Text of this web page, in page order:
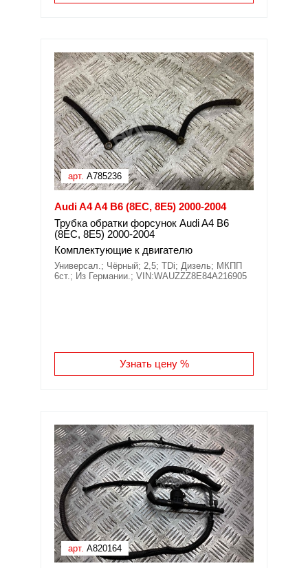
арт. A785236
Audi A4 A4 B6 (8EC, 8E5) 2000-2004
Трубка обратки форсунок Audi A4 B6
(8EC, 8E5) 2000-2004
Комплектующие к двигателю
Универсал.; Чёрный; 2,5; TDi; Дизель; МКПП
6ст.; Из Германии.; VIN:WAUZZZ8E84A216905
Узнать цену %
арт. A820164